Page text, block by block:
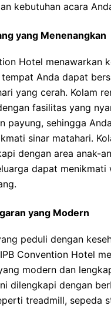
kebutuhan acara
yang Menenangkan
Hotel menawarkan
Anda dapat
yang cerah. Kolam
fasilitas yang
payung, sehingga
sinar matahari.
dengan area anak-
dapat menikmati
yang Modern
peduli dengan
Convention Hotel
modern dan
dilengkapi dengan
treadmill, sepeda